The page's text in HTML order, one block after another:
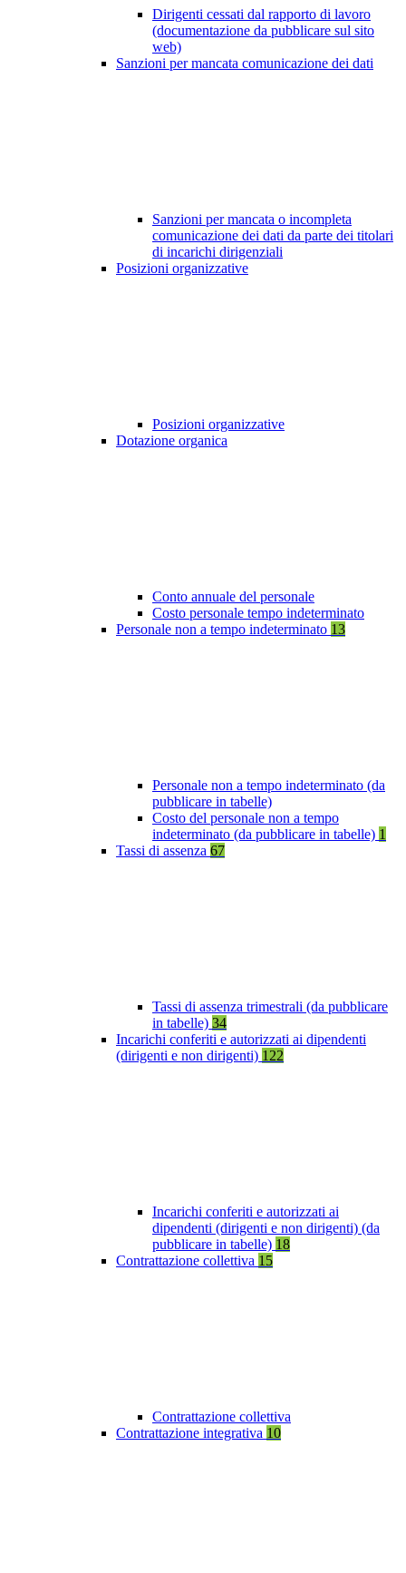
Dirigenti cessati dal rapporto di lavoro
(documentazione da pubblicare sul sito
web)
Sanzioni per mancata comunicazione dei dati
Sanzioni per mancata o incompleta
comunicazione dei dati da parte dei titolari
di incarichi dirigenziali
Posizioni organizzative
Posizioni organizzative
Dotazione organica
Conto annuale del personale
Costo personale tempo indeterminato
Personale non a tempo indeterminato 13
Personale non a tempo indeterminato (da
pubblicare in tabelle)
Costo del personale non a tempo
indeterminato (da pubblicare in tabelle) 1
Tassi di assenza 67
Tassi di assenza trimestrali (da pubblicare
in tabelle) 34
Incarichi conferiti e autorizzati ai dipendenti
(dirigenti e non dirigenti) 122
Incarichi conferiti e autorizzati ai
dipendenti (dirigenti e non dirigenti) (da
pubblicare in tabelle) 18
Contrattazione collettiva 15
Contrattazione collettiva
Contrattazione integrativa 10